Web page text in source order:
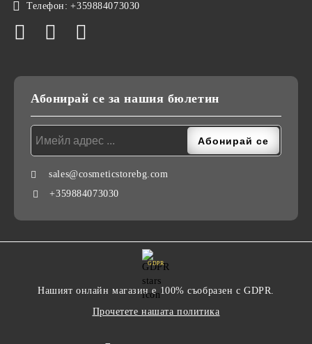
Телефон: +359884073030
Абонирай се за нашия бюлетин
sales@cosmeticstorebg.com
+359884073030
GDPR
Нашият онлайн магазин е 100% съобразен с GDPR.
Прочетете нашата политика